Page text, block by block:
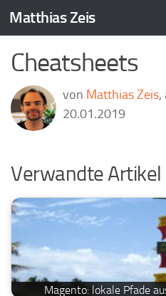
Zum Inhalt springen
Matthias Zeis
Cheatsheets
von Matthias Zeis,
20.01.2019
Verwandte Artikel
Magento: lokale Pfade